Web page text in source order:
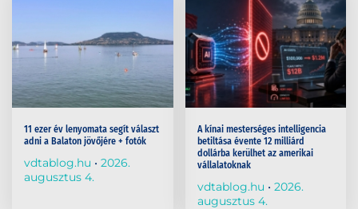
11 ezer év lenyomata segít választ
adni a Balaton jövőjére + fotók
vdtablog.hu
2026.
augusztus 4.
A kínai mesterséges intelligencia
betiltása évente 12 milliárd
dollárba kerülhet az amerikai
vállalatoknak
vdtablog.hu
2026.
augusztus 4.